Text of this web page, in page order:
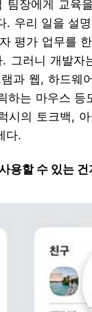
장에게 교육
우리 일을 설
평가 업무를
그러니 개발자
과 웹, 하드웨
하는 마우스
시의 토크백,
다.
할 수 있는